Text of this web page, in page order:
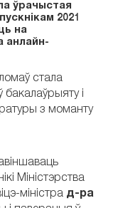
ўрачыстая
2021
на
анлайн-
стала
бакалаўрыяту і
з моманту
Міністэрства
міністра д-ра